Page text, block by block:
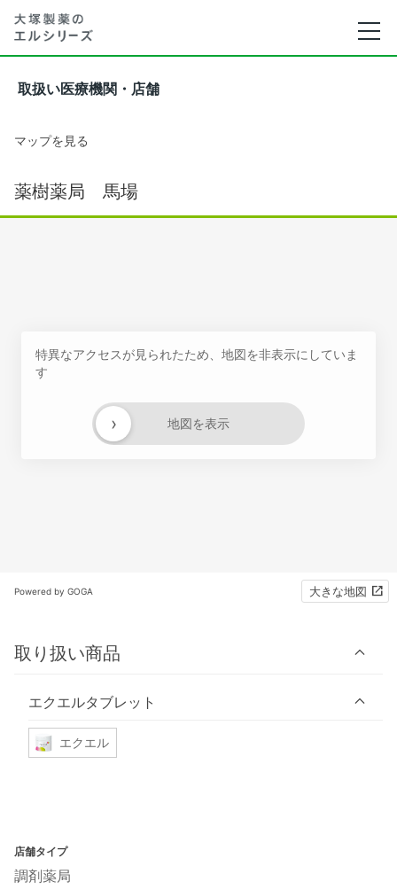
取扱い医療機関・店舗
マップを見る
薬樹薬局 馬場
特異なアクセスが見られたため、地図を非表示にしていま
す
地図を表示
›
Powered by GOGA 大きな地図
取り扱い商品
エクエルタブレット
エクエル
店舗タイプ
調剤薬局